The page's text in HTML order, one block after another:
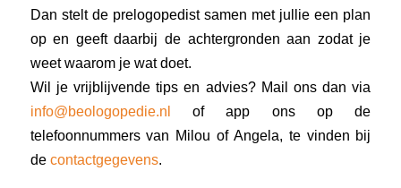
Dan stelt de prelogopedist samen met jullie een plan
op en geeft daarbij de achtergronden aan zodat je
weet waarom je wat doet.
Wil je vrijblijvende tips en advies? Mail ons dan via
info@beologopedie.nl of app ons op de
telefoonnummers van Milou of Angela, te vinden bij
de contactgegevens.